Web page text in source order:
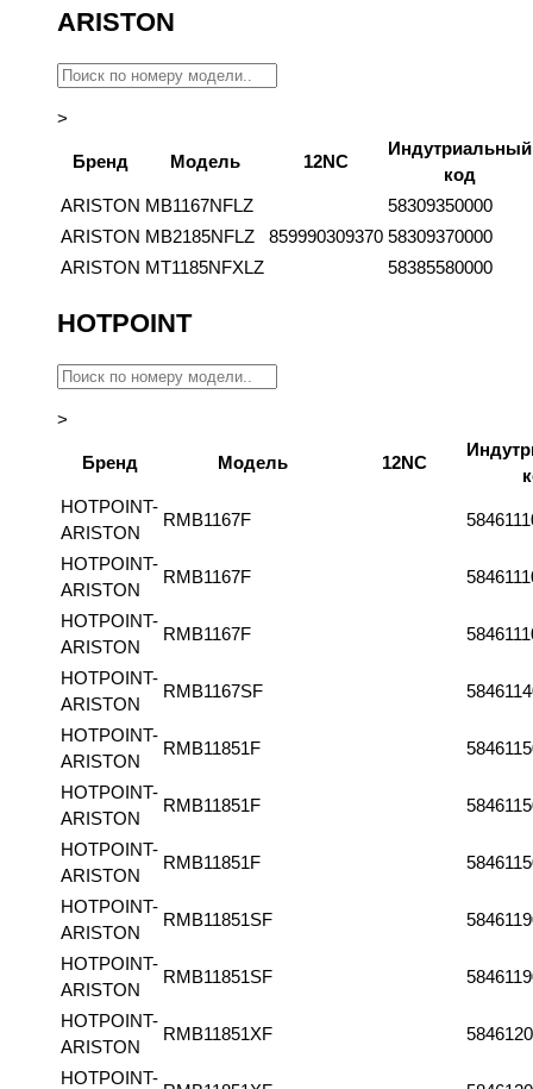
ARISTON
>
Бренд Модель 12NC
Индутриальный
код
ARISTON MB1167NFLZ
58309350000
ARISTON MB2185NFLZ 859990309370 58309370000
ARISTON MT1185NFXLZ 58385580000
HOTPOINT
>
Бренд Модель 12NC
HOTPOINT-
ARISTON
RMB1167F
HOTPOINT-
ARISTON
RMB1167F
HOTPOINT-
ARISTON
RMB1167F
HOTPOINT-
ARISTON
RMB1167SF
HOTPOINT-
ARISTON
RMB11851F
HOTPOINT-
ARISTON
RMB11851F
HOTPOINT-
ARISTON
RMB11851F
HOTPOINT-
ARISTON
RMB11851SF
HOTPOINT-
ARISTON
RMB11851SF
HOTPOINT-
ARISTON
RMB11851XF
HOTPOINT-